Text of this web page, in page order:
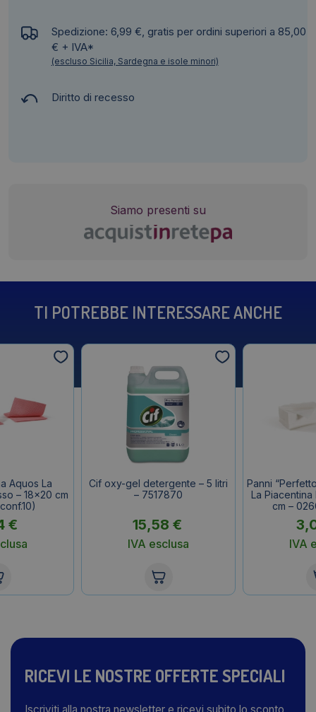
Spedizione: 6,99 €, gratis per ordini superiori a 85,00
€ + IVA*
(escluso Sicilia, Sardegna e isole minori)
Diritto di recesso
Siamo presenti su
TI POTREBBE INTERESSARE ANCHE
Aquos La
– 18×20 cm
€
Cif oxy-gel detergente – 5 litri
– 7517870
15,58 €
IVA esclusa
Panni
La
cm –
IVA
RICEVI LE NOSTRE OFFERTE SPECIALI
Iscriviti alla nostra newsletter e ricevi subito lo sconto